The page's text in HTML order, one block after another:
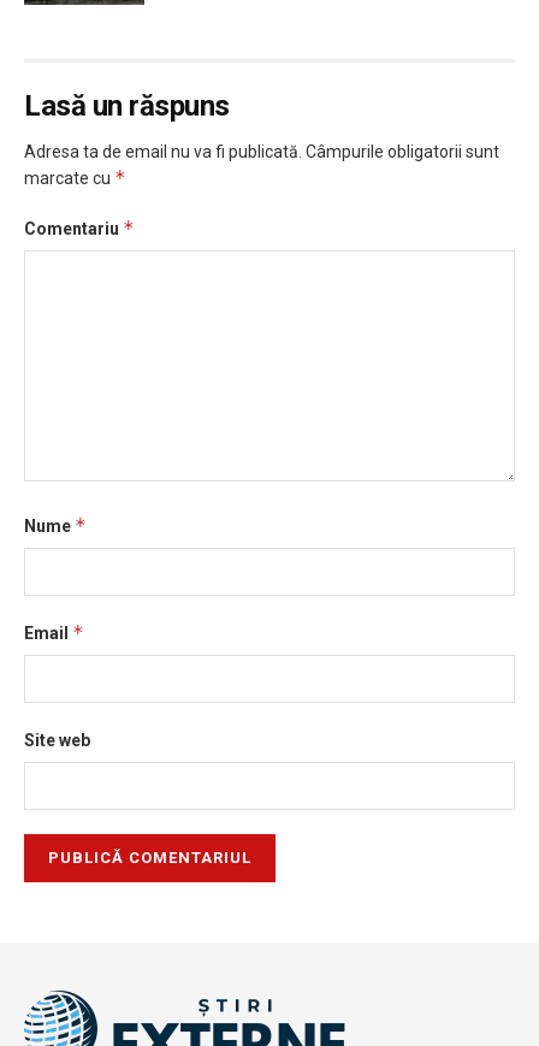
Lasă un răspuns
Adresa ta de email nu va fi publicată. Câmpurile obligatorii sunt
marcate cu *
Comentariu *
Nume *
Email *
Site web